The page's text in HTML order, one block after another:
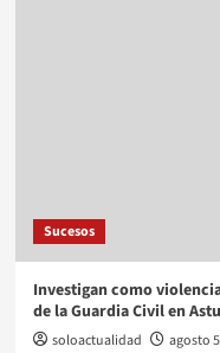
Sucesos
Investigan como
de la Guardia Civil en
soloactualidad agosto